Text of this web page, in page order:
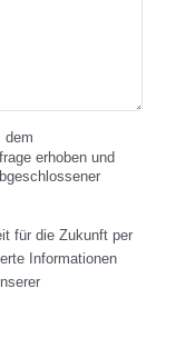
dem
erhoben und
für die Zukunft per
Informationen